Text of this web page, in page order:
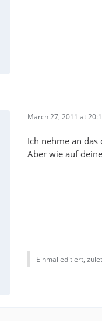
March 27, 2011 at
Ich nehme an
Aber wie auf
Einmal editiert,